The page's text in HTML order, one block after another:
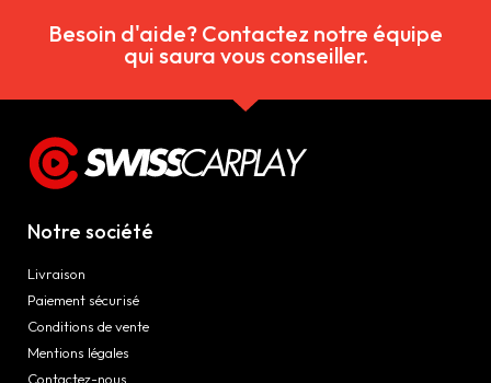
Besoin d'aide? Contactez notre équipe
qui saura vous conseiller.
Notre société
Livraison
Paiement sécurisé
Conditions de vente
Mentions légales
Contactez-nous